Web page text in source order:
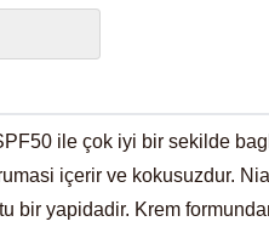
ile çok iyi bir sekilde
içerir ve kokusuzdur.
bir yapidadir. Krem